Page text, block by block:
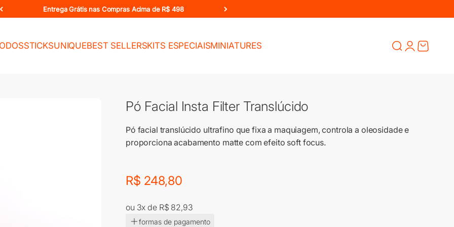
Entrega Grátis nas Compras Acima de R$ 498
STICKSUNIQUEBEST SELLERSKITS ESPECIAISMINIATURES
Abrir pesquisa
Abrir página
Abrir
Pó Facial Insta Filter Translúcido
Pó facial translúcido ultrafino que fixa a maquiagem, controla a oleosidade e
proporciona acabamento matte com efeito soft focus.
Preço promocional
Preço promocional
R$ 248,80
ou 3x de R$ 82,93
formas de pagamento